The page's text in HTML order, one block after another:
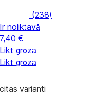
(238)
Ir noliktavā
7,40 €
Likt grozā
Likt grozā
citas varianti